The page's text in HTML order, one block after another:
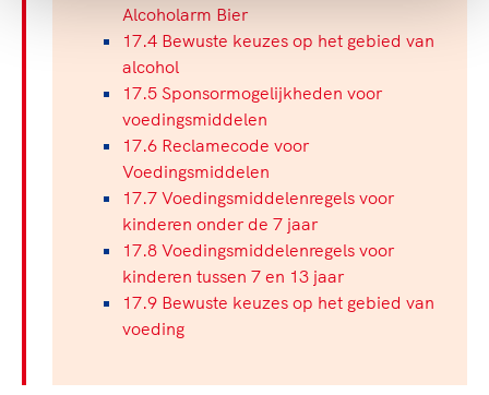
Alcoholarm Bier
17.4 Bewuste keuzes op het gebied van
alcohol
17.5 Sponsormogelijkheden voor
voedingsmiddelen
17.6 Reclamecode voor
Voedingsmiddelen
17.7 Voedingsmiddelenregels voor
kinderen onder de 7 jaar
17.8 Voedingsmiddelenregels voor
kinderen tussen 7 en 13 jaar
17.9 Bewuste keuzes op het gebied van
voeding